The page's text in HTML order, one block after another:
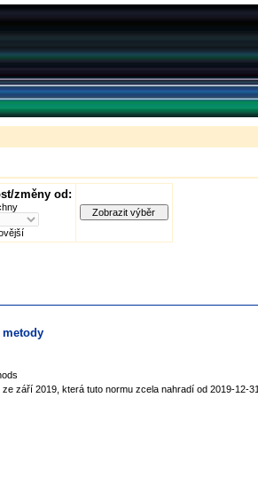
změny od:
metody
září 2019, která tuto normu zcela nahradí od 2019-12-31.